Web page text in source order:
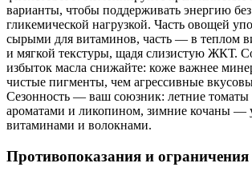
варианты, чтобы поддерживать энергию без
гликемической нагрузкой. Часть овощей
сырыми для витаминов, часть — в теплом
и мягкой текстуры, щадя слизистую ЖКТ.
избыток масла снижайте: коже важнее
чистые пигменты, чем агрессивные
Сезонность — ваш союзник: летние томаты
ароматами и ликопином, зимние кочаны —
витаминами и волокнами.
Противопоказания и ограничения